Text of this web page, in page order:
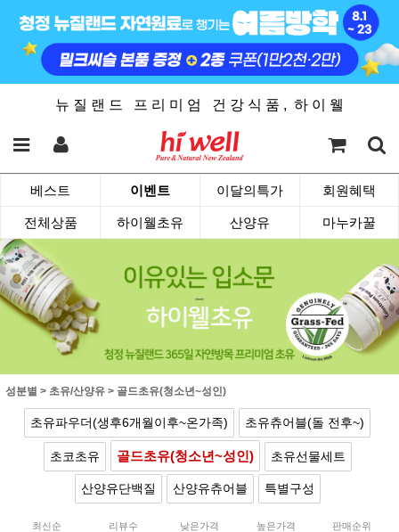
뉴 질 랜 드 프 리 미 엄 건 강 식 품 , 하 이 웰
베스트 이벤트 이달의특가 회원혜택
전체상품 하이웰초유 산양유 마누카꿀
성분별 > 초유/산양유 > 골드초유(청소년~성인)
초유파우더(생후6개월이후~온가족) 초유츄어블(돌 전후~)
초코초유 골드초유(청소년~성인) 초유선물세트
산양유단백질 산양유츄어블 특별구성
최신순 리뷰수 낮은가격 높은가격 판매순위